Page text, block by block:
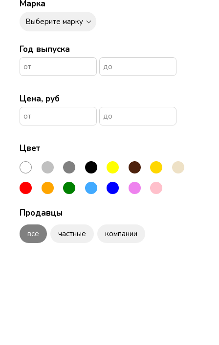
Марка
Выберите марку
Год выпуска
Цена, руб
Цвет
Продавцы
все частные компании